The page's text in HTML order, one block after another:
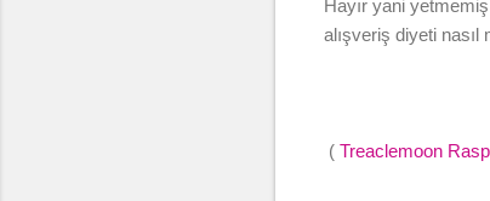
Hayır yani
alışveriş diyeti
( Treaclemoon